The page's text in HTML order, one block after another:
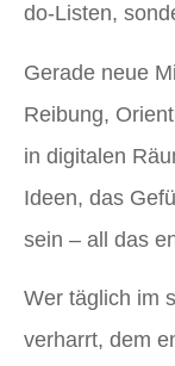
do-Listen,
Gerade neue
Reibung,
in digitalen
Ideen, das
sein – all das
Wer täglich im
verharrt, dem